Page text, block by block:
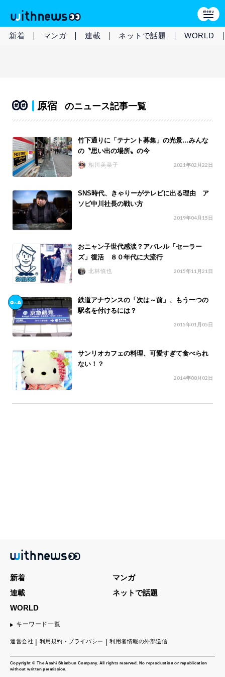
新着 マンガ 連載 ネットで話題 WORLD
原宿 のニュース記事一覧
竹下通りに「テナント募集」の光景…みんな
の〝思い出の場所〟の今
相川美菜子 2021年02月22日
SNS時代、きゃりーがテレビに出る理由 ア
ソビ中川社長の戦い方
2019年04月15日
おニャン子世代感涙？アパレル「セーラー
ズ」復活 ８０年代に大流行
北林慎也 2015年11月21日
鉄道アナウンスの「次は～前」、もう一つの
駅名を付けるには？
2015年01月05日
サンリオカフェの料理、可愛すぎて食べられ
ない！？
2014年08月02日
Copyright © The Asahi Shimbun Company. All rights reserved. No reproduction or republication
without written permission.
新着
マンガ
連載
ネットで話題
WORLD
キーワード一覧
運営会社 利用規約・プライバシー 利用者情報の外部送信